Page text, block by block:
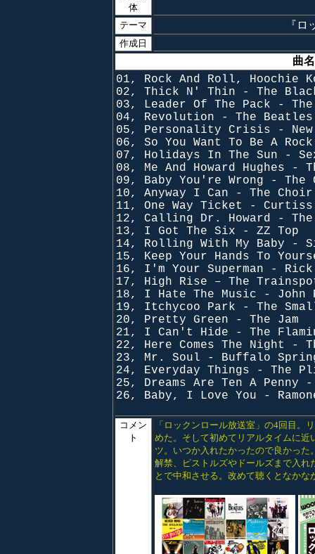
体
テーマ
『ロ
作成日
曲
01, Rock And Roll, Hoochie
02, Thick N' Thin - The
03, Leader Of The Pack -
04, Revolution - The Beatles
05, Personality Crisis -
06, So You Want To Be A
07, Holidays In The Sun -
08, Me And Howard Hughes -
09, Baby You're Wrong - The
10, Anyway I Can - The Choir
11, One Way Ticket - Curtiss
12, Calling Dr. Howard -
13, I Got The Six - ZZ Top
14, Rolling With My Baby -
15, Keep Your Hands To
16, I'm Your Superman -
17, High Rise – The
18, I Hate The Music - John
19, Itchycoo Park - The
20, Pretty Green - The Jam
21, I Can't Hide - The
22, Here Comes The Night -
23, Mr. Soul - Buffalo
24, Everyday Things - The
25, Dreams Are Ten A
26, Baby, I Love You -
コメン
ト
「ロックンロール放送室」の4回目。
めた。そして初めてリアルタイムに
ツ。いつか入れたかったので良かっ
解禁、ピストルズやドールズまで入
とで中和させる。改めて聴くとなかな